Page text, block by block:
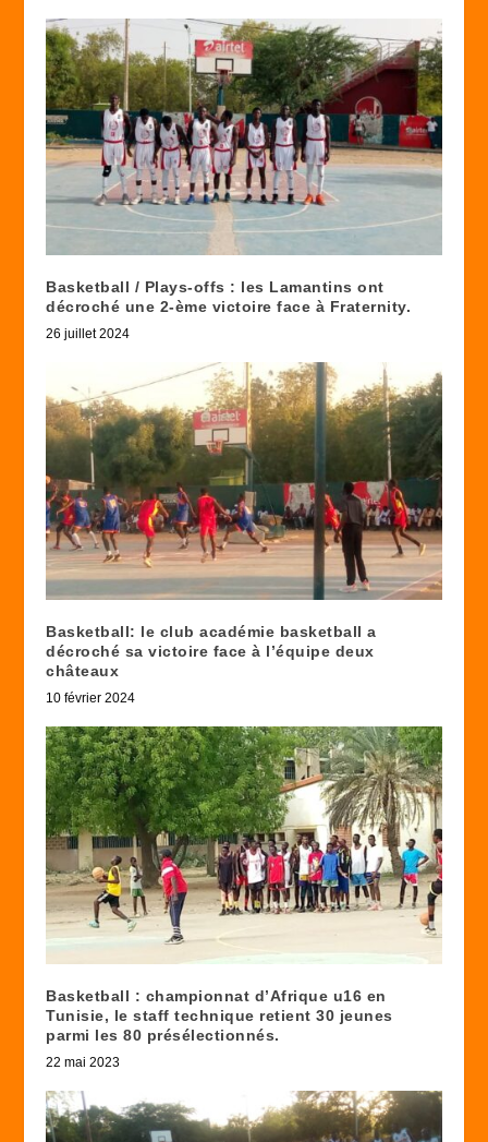
Basketball / Plays-offs : les Lamantins ont
décroché une 2-ème victoire face à Fraternity.
26 juillet 2024
Basketball: le club académie basketball a
décroché sa victoire face à l’équipe deux
châteaux
10 février 2024
Basketball : championnat d’Afrique u16 en
Tunisie, le staff technique retient 30 jeunes
parmi les 80 présélectionnés.
22 mai 2023